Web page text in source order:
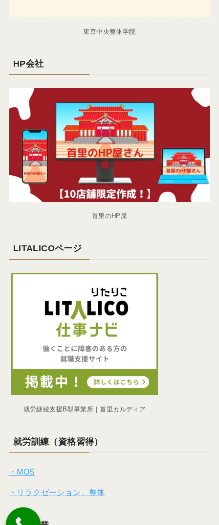
東京中央整体学院
HP会社
首里のHP屋
LITALICOページ
就労継続支援B型事業所｜首里カルディア
就労訓練（資格習得）
・MOS
・リラクゼーション、整体